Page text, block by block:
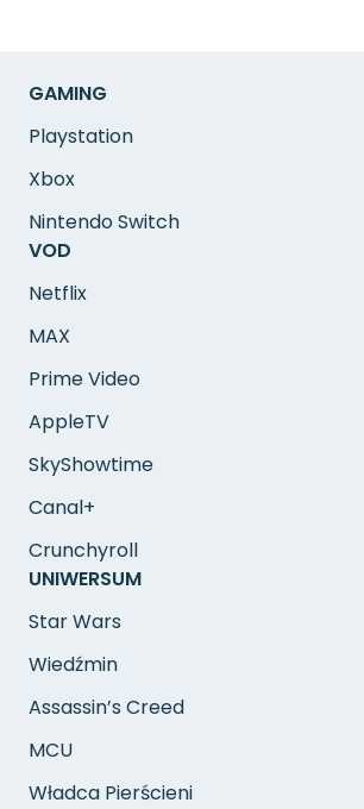
GAMING
Playstation
Xbox
Nintendo Switch
VOD
Netflix
MAX
Prime Video
AppleTV
SkyShowtime
Canal+
Crunchyroll
UNIWERSUM
Star Wars
Wiedźmin
Assassin’s Creed
MCU
Władca Pierścieni